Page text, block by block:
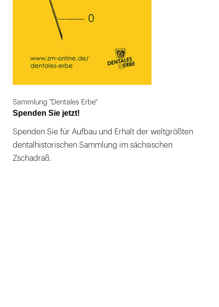
Sammlung "Dentales Erbe"
Spenden Sie jetzt!
Spenden Sie für Aufbau und Erhalt der weltgrößten
dentalhistorischen Sammlung im sächsischen
Zschadraß.